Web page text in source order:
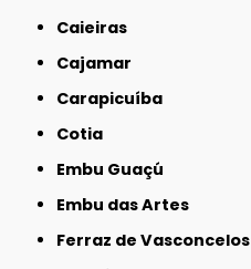
Caieiras
Cajamar
Carapicuíba
Cotia
Embu Guaçú
Embu das Artes
Ferraz de Vasconcelos